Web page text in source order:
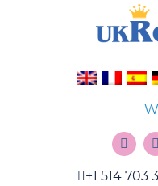
+1 514 703